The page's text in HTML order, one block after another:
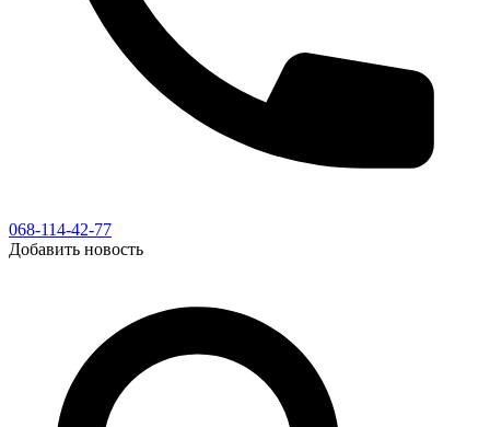
068-114-42-77
Добавить новость